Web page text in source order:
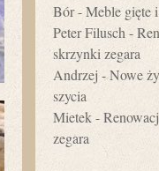
Bór-Meble gięte
Peter Filusch -
skrzynki zegara
Andrzej -Nowe
szycia
Mietek-
zegara